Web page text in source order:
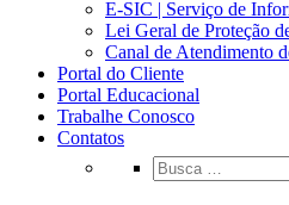
E-SIC | Serviço de
Lei Geral de Proteção
Canal de Atendimento
Portal do Cliente
Portal Educacional
Trabalhe Conosco
Contatos